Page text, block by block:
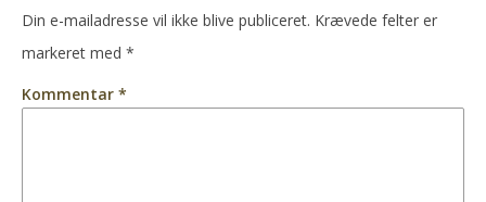
Din e-mailadresse vil ikke blive publiceret. Krævede felter er
markeret med *
Kommentar *